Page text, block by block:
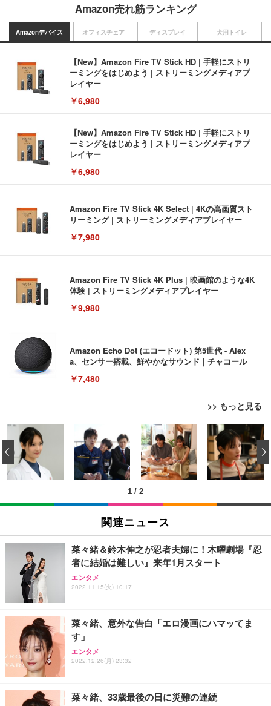
Amazon売れ筋ランキング
Amazonデバイス
【New】Amazon Fire TV Stick HD | 手軽にストリ
ーミングをはじめよう | ストリーミングメディアプ
レイヤー
￥6,980
【New】Amazon Fire TV Stick HD | 手軽にストリ
ーミングをはじめよう | ストリーミングメディアプ
レイヤー
￥6,980
Amazon Fire TV Stick 4K Select | 4Kの高画質スト
リーミング | ストリーミングメディアプレイヤー
￥7,980
Amazon Fire TV Stick 4K Plus | 映画館のような4K
体験 | ストリーミングメディアプレイヤー
￥9,980
Amazon Echo Dot (エコードット) 第5世代 - Alex
a、センサー搭載、鮮やかなサウンド｜チャコール
￥7,480
>> もっと見る
オフィスチェア
[EdoErgo] オフィスチェア 椅子 テレワーク 疲れな
い 跳ね上げ式アームレスト コンパクト 約105度ロッ
キング pc 事務椅子 360度回転 座面昇降 強化ナイロ
ン樹脂ベース 通気性メッシュ 在宅ワーク H-WY01
(黒網+黒枠+黒足)
￥5,699
SIHOO B100 オフィスチェア／デスクチェア メッシ
ュチェア 人間工学 疲れない ブラック
￥27,999
Sezlife オフィスチェア デスクチェア 疲れない テレ
ワーク チェア 強化バックレスト 30度ロッキング機
能 人間工学 椅子 腰サポート 90度跳ね上げ式アーム
ョン PCチェア 通気性メッシュ ゲーミング/勉強/事
務用 おしゃれ パソコンチェア (ブラック)
Sezlife オフィスチェア デスクチェア 疲れない テレ
ワーク チェア 強化バックレスト 30度ロッキング機
能 人間工学 椅子 腰サポート 90度跳ね上げ式アーム
務用 おしゃれ パソコンチェア (ホワイト)
ディスプレイ
EIZO ビジネス向けプレミアムモニター | FlexScan
EV3240X-WT | 31.5型4K UHD・USB Type-C・ホワ
イト
￥105,595
EIZO ビジネス向けプレミアムモニター | FlexScan
￥109,572
【純正品】27"ゲーミングモニター DualSense 充電
フック付き（CFI-ZDM1J）
【整備済み品】Dell E2724HS 27インチ 液晶モニタ
ー フルHD（1920×1080）VA 非光沢 HDMI/DisplayP
ort/VGA スピーカー内蔵 高さ調整 スイベル VESA対
犬用トイレ
Amazonベーシック ペットシーツ 薄型 レギュラー 1
回使い捨て 無香料 ホワイト 300枚
￥3,373
Amazonベーシック ペットシーツ 厚型 ワイド 42枚
x2袋(84枚) ホワイト(吸収面:ライトブルー)
￥3,234
ネオ・ルーライフ ネオ・オムツ L 中型犬用 26枚入
り 単品
Smart Basic(スマートベーシック) 【Amazon.co.jp
限定】 Smart Basic アイリスオーヤマ ペットシーツ
超厚型 お徳用 ワイド 100枚入 (x 1) (ケース販売)
1 / 2
‹
関連ニュース
菜々緒＆鈴木伸之が忍者夫婦に！木曜劇場『忍
者に結婚は難しい』来年1月スタート
エンタメ
2022.11.15(火) 10:17
菜々緒、意外な告白「エロ漫画にハマッてま
す」
エンタメ
2022.12.26(月) 23:32
菜々緒、33歳最後の日に災難の連続